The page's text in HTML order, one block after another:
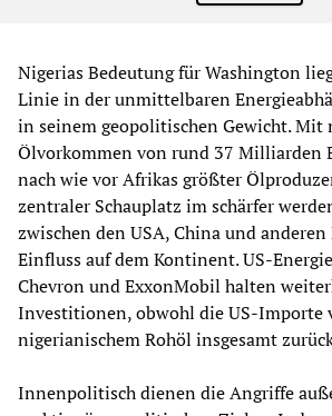
Nigerias Bedeutung für Washington
Linie in der unmittelbaren
in seinem geopolitischen Gewicht. Mit
Ölvorkommen von rund 37 Milliarden
nach wie vor Afrikas größter
zentraler Schauplatz im schärfer
zwischen den USA, China und
Einfluss auf dem Kontinent. US-
Chevron und ExxonMobil halten
Investitionen, obwohl die US-Importe
nigerianischem Rohöl insgesamt
Innenpolitisch dienen die Angriffe